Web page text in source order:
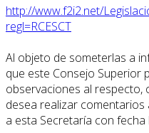
http://www.f2i2.net/
regl=RCESCT
Al objeto de someterlas a
que este Consejo Superior
observaciones al respecto,
desea realizar comentarios
a esta Secretaría con